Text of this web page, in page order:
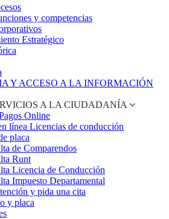
y competencias
Estratégico
Y ACCESO A LA INFORMACIÓN
A LA CIUDADANÍA
Online
línea Licencias de conducción
placa
de Comparendos
Runt
Licencia de Conducción
Impuesto Departamental
y pida una cita
y placa